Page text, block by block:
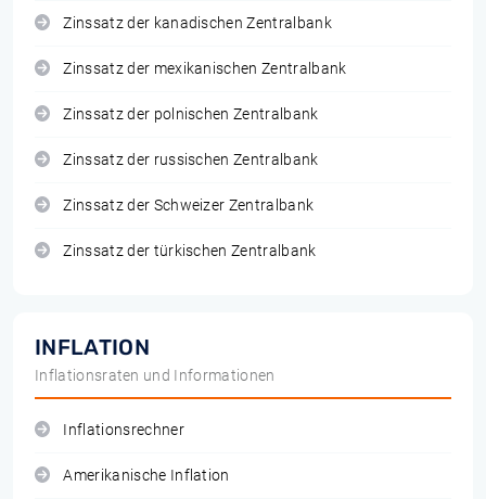
Zinssatz der kanadischen Zentralbank
Zinssatz der mexikanischen Zentralbank
Zinssatz der polnischen Zentralbank
Zinssatz der russischen Zentralbank
Zinssatz der Schweizer Zentralbank
Zinssatz der türkischen Zentralbank
INFLATION
Inflationsraten und Informationen
Inflationsrechner
Amerikanische Inflation